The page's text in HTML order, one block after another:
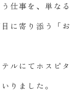
仕事を、単なる
に寄り添う「お
ルにてホスピタ
りました。